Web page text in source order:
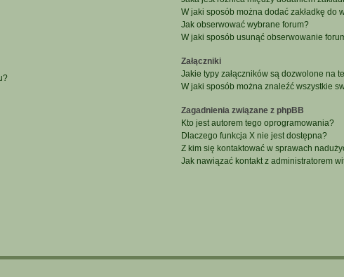
W jaki sposób można dodać zakładkę do
Jak obserwować wybrane forum?
W jaki sposób usunąć obserwowanie
Załączniki
Jakie typy załączników są dozwolone na
W jaki sposób można znaleźć wszystkie
Zagadnienia związane z phpBB
Kto jest autorem tego oprogramowania?
Dlaczego funkcja X nie jest dostępna?
Z kim się kontaktować w sprawach
Jak nawiązać kontakt z administratorem